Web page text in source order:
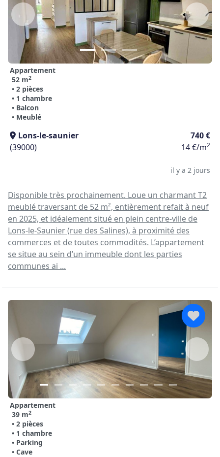
Appartement
52 m2
• 2 pièces
• 1 chambre
• Balcon
• Meublé
Lons-le-saunier
740 €
(39000)
14 €/m2
il y a 2 jours
Disponible très prochainement. Loue un charmant T2
meublé traversant de 52 m², entièrement refait à neuf
en 2025, et idéalement situé en plein centre-ville de
Lons-le-Saunier (rue des Salines), à proximité des
commerces et de toutes commodités. L’appartement
se situe au sein d’un immeuble dont les parties
communes ai ...
Appartement
39 m2
• 2 pièces
• 1 chambre
• Parking
• Cave